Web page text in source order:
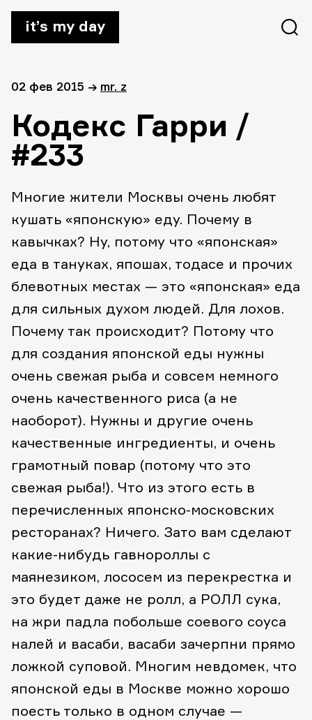
it’s my day
02 фев 2015 → mr. z
Кодекс Гарри /
#233
Многие жители Москвы очень любят
кушать «японскую» еду. Почему в
кавычках? Ну, потому что «японская»
еда в тануках, япошах, тодасе и прочих
блевотных местах — это «японская» еда
для сильных духом людей. Для лохов.
Почему так происходит? Потому что
для создания японской еды нужны
очень свежая рыба и совсем немного
очень качественного риса (а не
наоборот). Нужны и другие очень
качественные ингредиенты, и очень
грамотный повар (потому что это
свежая рыба!). Что из этого есть в
перечисленных японско-московских
ресторанах? Ничего. Зато вам сделают
какие-нибудь гавнороллы с
маянезиком, лососем из перекрестка и
это будет даже не ролл, а РОЛЛ сука,
на жри падла побольше соевого соуса
налей и васаби, васаби зачерпни прямо
ложкой суповой. Многим невдомек, что
японской еды в Москве можно хорошо
поесть только в одном случае —